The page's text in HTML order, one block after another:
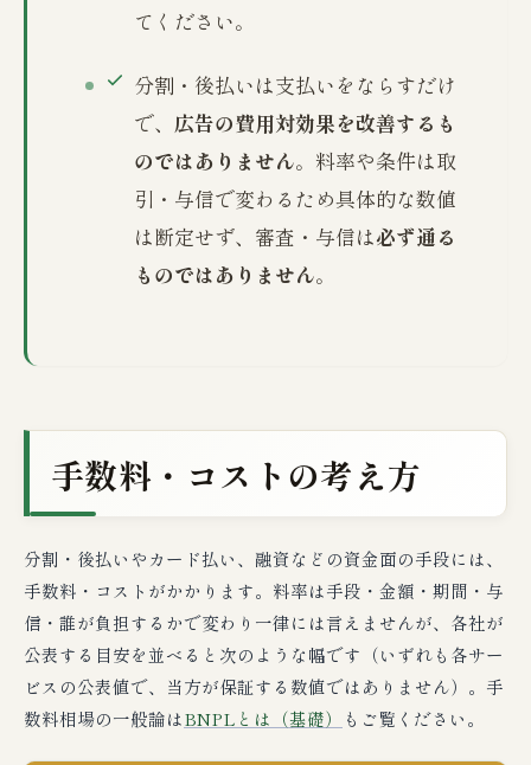
てください。
分割・後払いは支払いをならすだけ
で、 広告の費用対効果を改善するも
のではありません。料率や条件は取
引・与信で変わるため具体的な数値
は断定せず、審査・与信は必ず通る
ものではありません。
手数料・コストの考え方
分割・後払いやカード払い、融資などの資金面の手段には、
手数料・コストがかかります。料率は手段・金額・期間・与
信・誰が負担するかで変わり一律には言えませんが、各社が
公表する目安を並べると次のような幅です（いずれも各サー
ビスの公表値で、当方が保証する数値ではありません）。手
数料相場の一般論はBNPLとは（基礎） もご覧ください。